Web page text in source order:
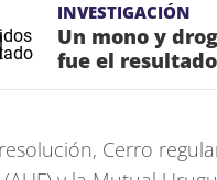
INVESTIGACIÓN
Un mono y
fue el
Cerro